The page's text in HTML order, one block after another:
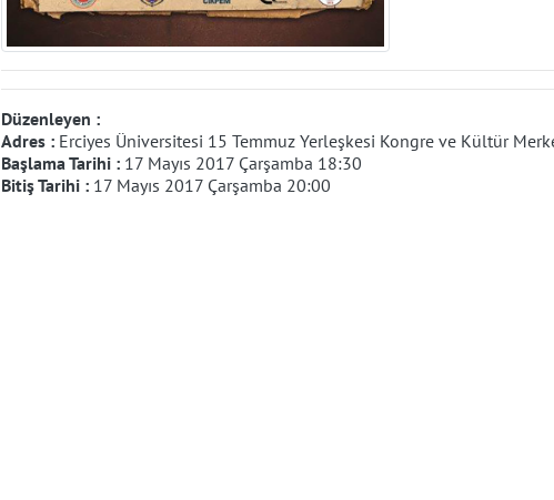
Düzenleyen :
Adres : Erciyes Üniversitesi 15 Temmuz Yerleşkesi Kongre ve Kültür
Başlama Tarihi : 17 Mayıs 2017 Çarşamba 18:30
Bitiş Tarihi : 17 Mayıs 2017 Çarşamba 20:00